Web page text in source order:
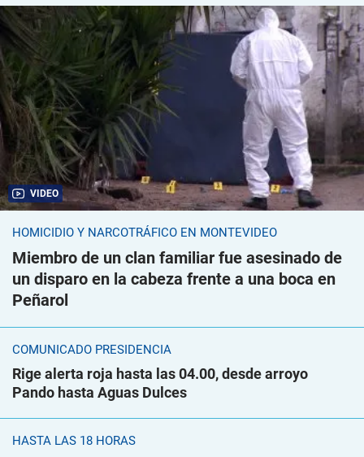
VIDEO
HOMICIDIO Y NARCOTRÁFICO EN MONTEVIDEO
Miembro de un clan familiar fue asesinado de
un disparo en la cabeza frente a una boca en
Peñarol
COMUNICADO PRESIDENCIA
Rige alerta roja hasta las 04.00, desde arroyo
Pando hasta Aguas Dulces
HASTA LAS 18 HORAS